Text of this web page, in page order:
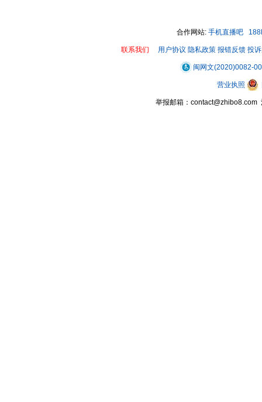
合作网站: 手机直播吧
联系我们 用户协议 隐私政策 报错反馈 投
闽网文(2020)0082-
营业执照
举报邮箱：